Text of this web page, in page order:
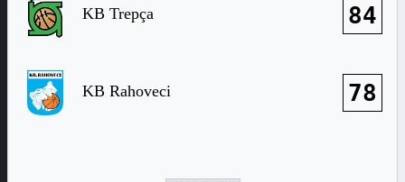
KB Trepça 84
KB Rahoveci 78